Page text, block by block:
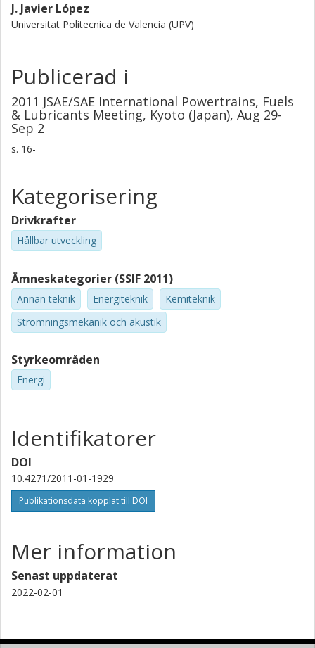
J. Javier López
Universitat Politecnica de Valencia (UPV)
Publicerad i
2011 JSAE/SAE International Powertrains, Fuels
& Lubricants Meeting, Kyoto (Japan), Aug 29-
Sep 2
s. 16-
Kategorisering
Drivkrafter
Hållbar utveckling
Ämneskategorier (SSIF 2011)
Annan teknik Energiteknik
Kemiteknik
Strömningsmekanik och akustik
Styrkeområden
Energi
Identifikatorer
DOI
10.4271/2011-01-1929
Publikationsdata kopplat till DOI
Mer information
Senast uppdaterat
2022-02-01